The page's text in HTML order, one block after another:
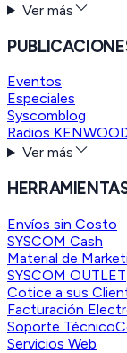
Ver más
Eventos
Especiales
Syscomblog
Radios
Ver más
Envíos sin Costo
SYSCOM Cash
Material de
SYSCOM OUTLET
Cotice a sus
Facturación
Soporte Técnico
Servicios Web